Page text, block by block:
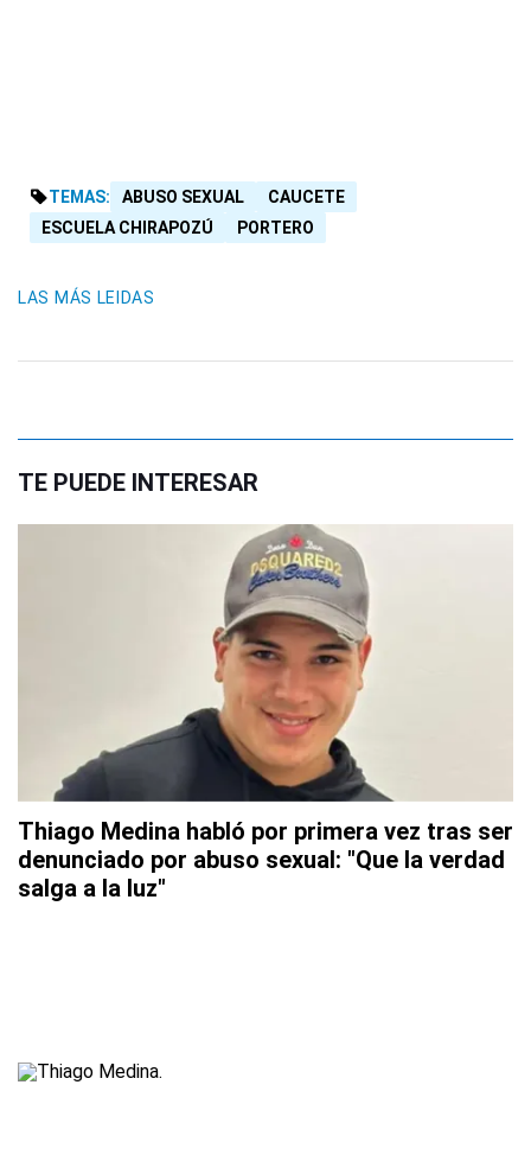
TEMAS: ABUSO SEXUAL
CAUCETE
ESCUELA CHIRAPOZÚ
PORTERO
LAS MÁS LEIDAS
TE PUEDE INTERESAR
Thiago Medina habló por primera vez tras ser
denunciado por abuso sexual: "Que la verdad
salga a la luz"